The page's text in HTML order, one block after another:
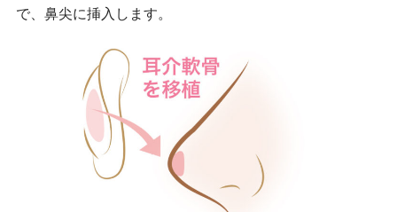
で、鼻尖に挿入します。